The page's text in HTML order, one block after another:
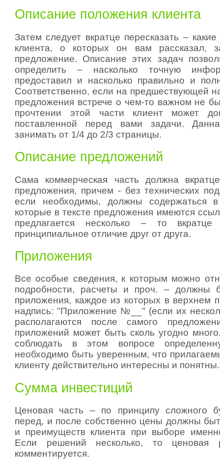
Описание положения клиента
Затем следует вкратце пересказать –
клиента, о которых он вам рассказал,
предложение. Описание этих задач
определить – насколько точную
предоставил и насколько правильно и
Соответственно, если на предшествующей
предложения встрече о чем-то важном не
прочтении этой части клиент может
поставленной перед вами задачи.
занимать от 1/4 до 2/3 страницы.
Описание предложений
Сама коммерческая часть должна
предложения, причем - без технических
если необходимы, должны содержаться
которые в тексте предложения имеются
предлагается несколько – то вкратце
принципиальное отличие друг от друга.
Приложения
Все особые сведения, к которым можно
подробности, расчеты и проч. – должны
приложения, каждое из которых в верхнем
надпись: "Приложение №__" (если их
располагаются после самого
приложений может быть сколь угодно
соблюдать в этом вопросе
необходимо быть уверенным, что
клиенту действительно интересны и понятны.
Сумма инвестиций
Ценовая часть – по принципу сложного
перед, и после собственно цены должны
и преимуществ клиента при выборе
Если решений несколько, то ценовая
комментируется.